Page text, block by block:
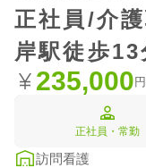
正社員/介
岸駅徒歩13
235,000
正社員・常勤
訪問看護